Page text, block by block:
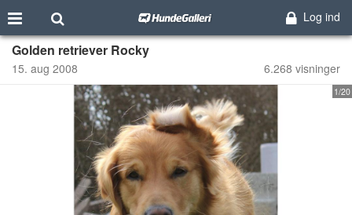
Log ind
Golden retriever Rocky
15. aug 2008 6.268 visninger
1/20